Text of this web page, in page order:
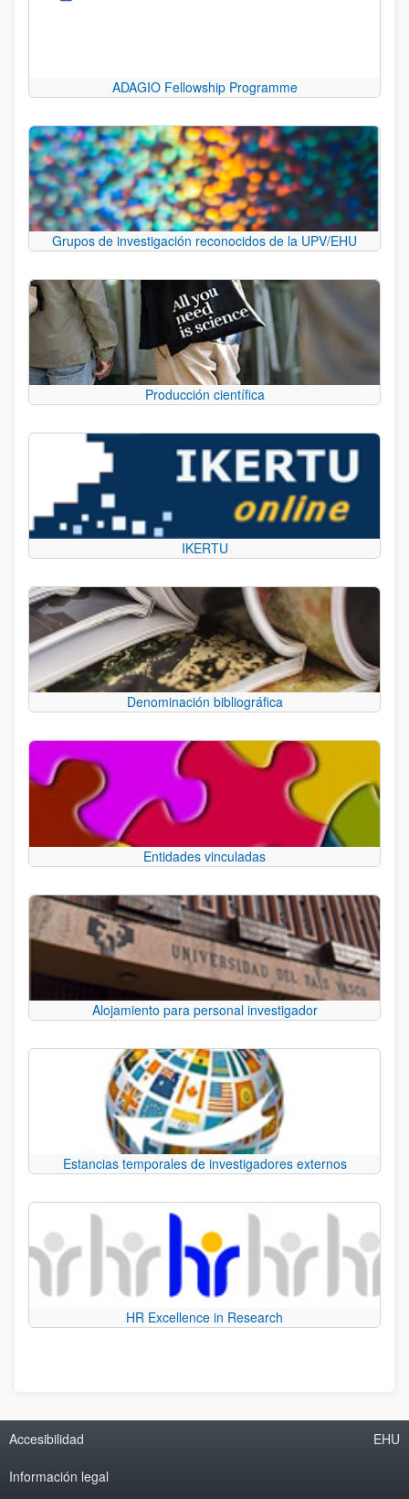
ADAGIO Fellowship Programme
Grupos de investigación reconocidos de la UPV/EHU
Producción científica
IKERTU
Denominación bibliográfica
Entidades vinculadas
Alojamiento para personal investigador
Estancias temporales de investigadores externos
HR Excellence in Research
Accesibilidad
Información legal
EHU